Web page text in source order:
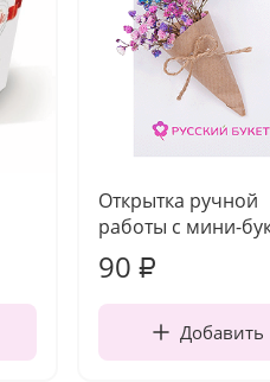
Открытка ручной
работы с мини-
90 ₽
Добавить